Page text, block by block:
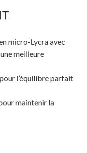
micro-Lycra avec
meilleure
l’équilibre parfait
maintenir la